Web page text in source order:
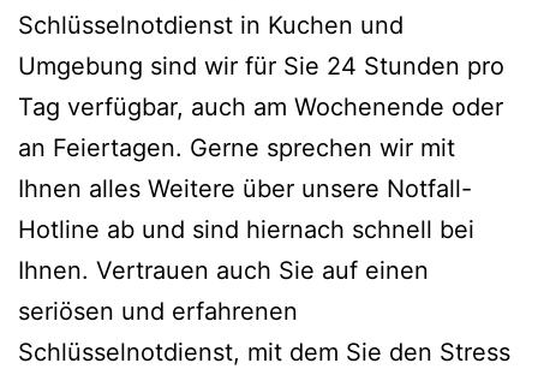
Schlüsselnotdienst in Kuchen und
Umgebung sind wir für Sie 24 Stunden pro
Tag verfügbar, auch am Wochenende oder
an Feiertagen. Gerne sprechen wir mit
Ihnen alles Weitere über unsere Notfall-
Hotline ab und sind hiernach schnell bei
Ihnen. Vertrauen auch Sie auf einen
seriösen und erfahrenen
Schlüsselnotdienst, mit dem Sie den Stress